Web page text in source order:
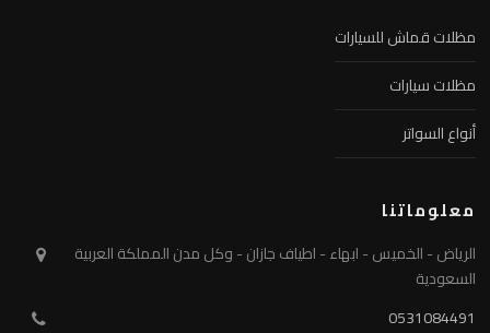
مظلات قماش للسيارات
مظلات سيارات
أنواع السواتر
معلوماتنا
الرياض - الخميس - ابهاء - اطياف جازان - وكل مدن المملكة العربية
السعودية
0531084491